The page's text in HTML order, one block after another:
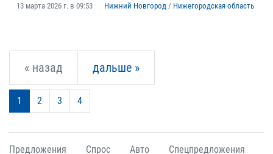
13 марта 2026 г. в 09:53 Нижний Новгород / Нижегородская область
« назад дальше »
1 2 3 4
Предложения Спрос Авто Спецпредложения